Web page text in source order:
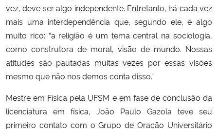
Advocacia-Geral da União
Banco Central do Brasil
Planalto
vez, deve ser algo independente. Entretanto, há cada vez
mais uma interdependência que, segundo ele, é algo
muito rico: “a religião é um tema central na sociologia,
como construtora de moral, visão de mundo. Nossas
atitudes são pautadas muitas vezes por essas visões
mesmo que não nos demos conta disso.”
Mestre em Física pela UFSM e em fase de conclusão da
licenciatura em física, João Paulo Gazola teve seu
primeiro contato com o Grupo de Oração Universitário